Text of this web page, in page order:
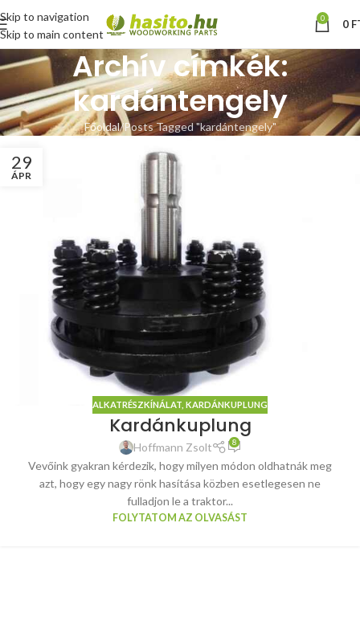
Skip to navigation
Skip to main content
0 0
Archív címkék:
kardántengely
Főoldal Posts Tagged "kardántengely"
29
ÁPR
ALKATRÉSZKÍNÁLAT KARDÁNKUPLUNG
Kardánkuplung
Hoffmann Zsolt 8
Vevőink gyakran kérdezik, hogy milyen módon oldhatnák meg
azt, hogy egy nagy rönk hasítása közben esetlegesen ne
fulladjon le a traktor...
FOLYTATOM AZ OLVASÁST